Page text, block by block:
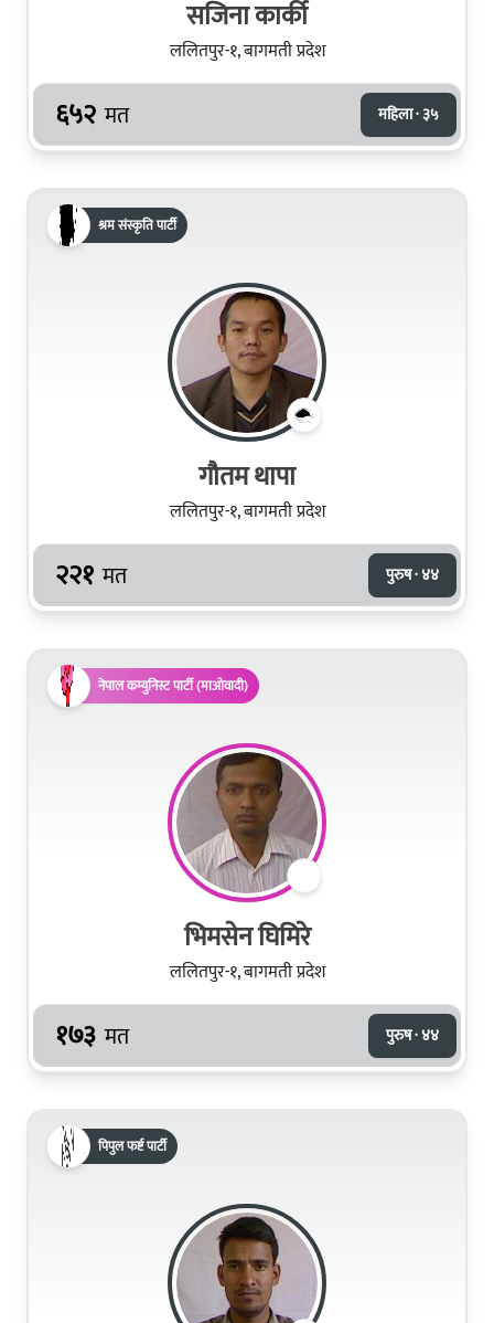
सजिना कार्की
ललितपुर-१, बागमती प्रदेश
६५२ मत महिला · ३५
श्रम संस्कृति पार्टी
गौतम थापा
ललितपुर-१, बागमती प्रदेश
२२१ मत पुरुष · ४४
नेपाल कम्युनिस्ट पार्टी (माओवादी)
भिमसेन घिमिरे
ललितपुर-१, बागमती प्रदेश
१७३ मत पुरुष · ४४
पिपुल फर्ष्ट पार्टी